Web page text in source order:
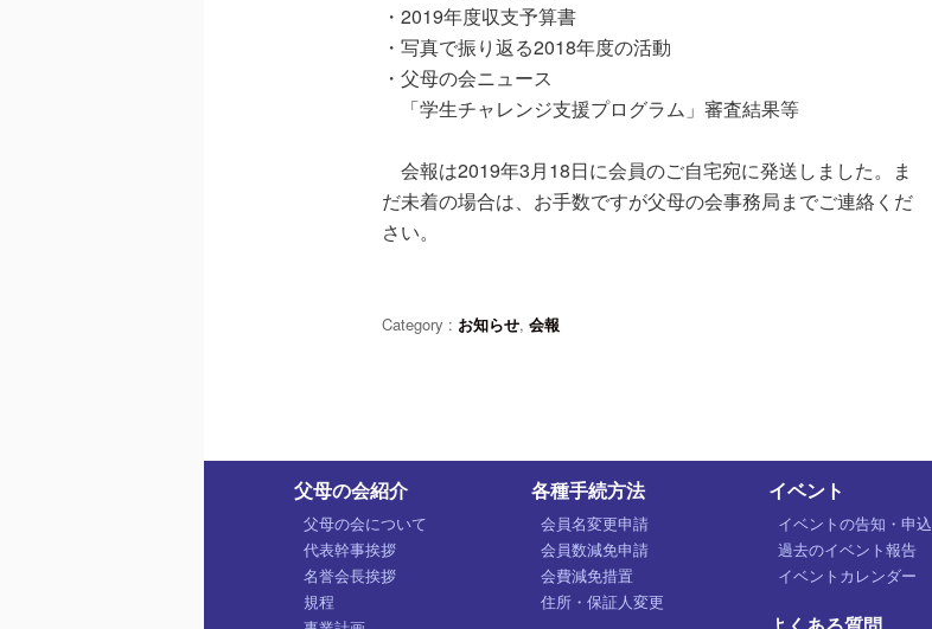
・2019年度収支予算書
・写真で振り返る2018年度の活動
・父母の会ニュース
「学生チャレンジ支援プログラム」審査結果等
会報は2019年3月18日に会員のご自宅宛に発送しました。ま
だ未着の場合は、お手数ですが父母の会事務局までご連絡くだ
さい。
Category : お知らせ, 会報
父母の会紹介
父母の会について
代表幹事挨拶
名誉会長挨拶
規程
各種手続方法
会員名変更申請
会員数減免申請
会費減免措置
住所・保証人変更
イベント
イベントの告知・申込
過去のイベント報告
イベントカレンダー